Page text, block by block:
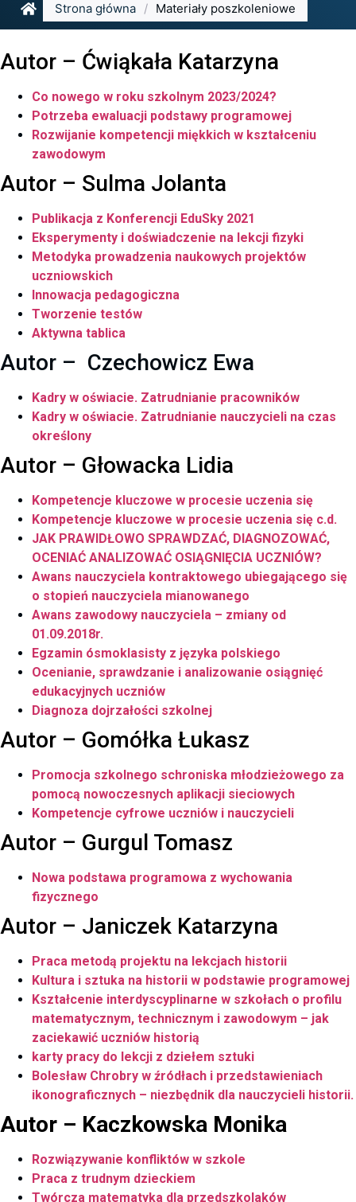
Strona główna / Materiały poszkoleniowe
Autor – Ćwiąkała Katarzyna
Co nowego w roku szkolnym 2023/2024?
Potrzeba ewaluacji podstawy programowej
Rozwijanie kompetencji miękkich w kształceniu
zawodowym
Autor – Sulma Jolanta
Publikacja z Konferencji EduSky 2021
Eksperymenty i doświadczenie na lekcji fizyki
Metodyka prowadzenia naukowych projektów
uczniowskich
Innowacja pedagogiczna
Tworzenie testów
Aktywna tablica
Autor – Czechowicz Ewa
Kadry w oświacie. Zatrudnianie pracowników
Kadry w oświacie. Zatrudnianie nauczycieli na czas
określony
Autor – Głowacka Lidia
Kompetencje kluczowe w procesie uczenia się
Kompetencje kluczowe w procesie uczenia się c.d.
JAK PRAWIDŁOWO SPRAWDZAĆ, DIAGNOZOWAĆ,
OCENIAĆ ANALIZOWAĆ OSIĄGNIĘCIA UCZNIÓW?
Awans nauczyciela kontraktowego ubiegającego się
o stopień nauczyciela mianowanego
Awans zawodowy nauczyciela – zmiany od
01.09.2018r.
Egzamin ósmoklasisty z języka polskiego
Ocenianie, sprawdzanie i analizowanie osiągnięć
edukacyjnych uczniów
Diagnoza dojrzałości szkolnej
Autor – Gomółka Łukasz
Promocja szkolnego schroniska młodzieżowego za
pomocą nowoczesnych aplikacji sieciowych
Kompetencje cyfrowe uczniów i nauczycieli
Autor – Gurgul Tomasz
Nowa podstawa programowa z wychowania
fizycznego
Autor – Janiczek Katarzyna
Praca metodą projektu na lekcjach historii
Kultura i sztuka na historii w podstawie programowej
Kształcenie interdyscyplinarne w szkołach o profilu
matematycznym, technicznym i zawodowym – jak
zaciekawić uczniów historią
karty pracy do lekcji z dziełem sztuki
Bolesław Chrobry w źródłach i przedstawieniach
ikonograficznych – niezbędnik dla nauczycieli historii.
Autor – Kaczkowska Monika
Rozwiązywanie konfliktów w szkole
Praca z trudnym dzieckiem
Twórcza matematyka dla przedszkolaków